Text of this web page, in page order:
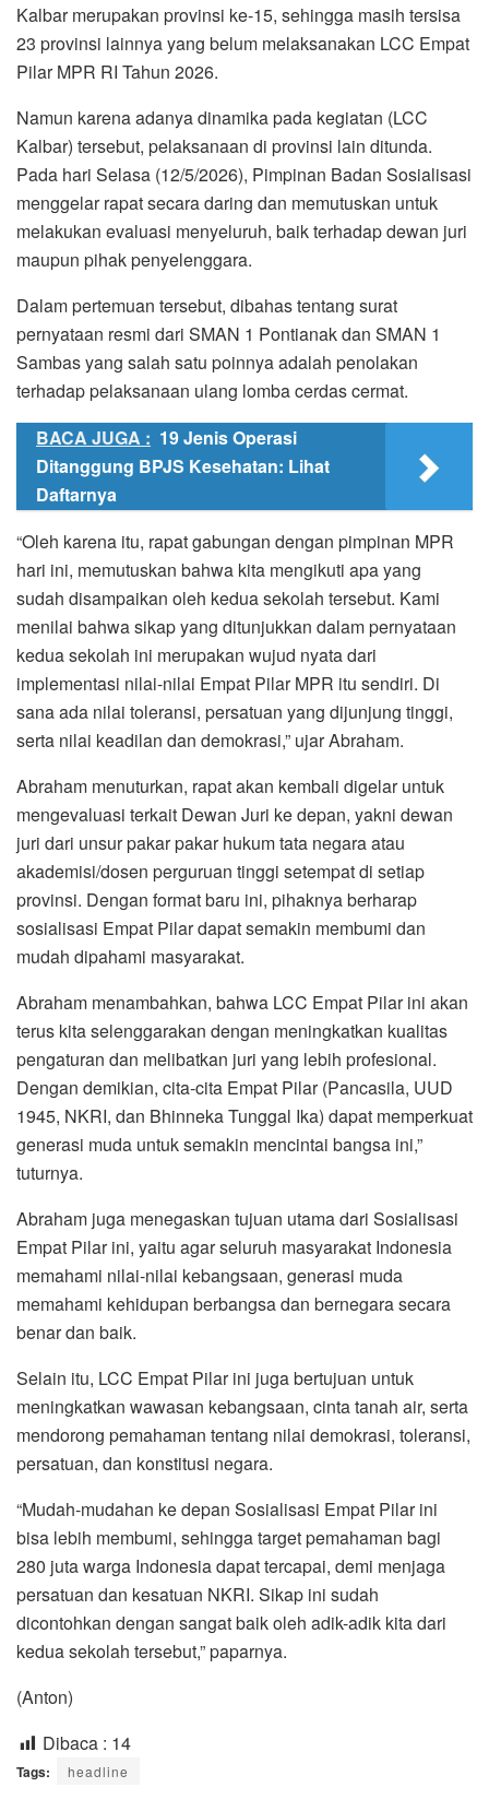
Kalbar merupakan provinsi ke-15, sehingga masih tersisa
23 provinsi lainnya yang belum melaksanakan LCC Empat
Pilar MPR RI Tahun 2026.
Namun karena adanya dinamika pada kegiatan (LCC
Kalbar) tersebut, pelaksanaan di provinsi lain ditunda.
Pada hari Selasa (12/5/2026), Pimpinan Badan Sosialisasi
menggelar rapat secara daring dan memutuskan untuk
melakukan evaluasi menyeluruh, baik terhadap dewan juri
maupun pihak penyelenggara.
Dalam pertemuan tersebut, dibahas tentang surat
pernyataan resmi dari SMAN 1 Pontianak dan SMAN 1
Sambas yang salah satu poinnya adalah penolakan
terhadap pelaksanaan ulang lomba cerdas cermat.
BACA JUGA : 19 Jenis Operasi
Ditanggung BPJS Kesehatan: Lihat
Daftarnya
“Oleh karena itu, rapat gabungan dengan pimpinan MPR
hari ini, memutuskan bahwa kita mengikuti apa yang
sudah disampaikan oleh kedua sekolah tersebut. Kami
menilai bahwa sikap yang ditunjukkan dalam pernyataan
kedua sekolah ini merupakan wujud nyata dari
implementasi nilai-nilai Empat Pilar MPR itu sendiri. Di
sana ada nilai toleransi, persatuan yang dijunjung tinggi,
serta nilai keadilan dan demokrasi,” ujar Abraham.
Abraham menuturkan, rapat akan kembali digelar untuk
mengevaluasi terkait Dewan Juri ke depan, yakni dewan
juri dari unsur pakar pakar hukum tata negara atau
akademisi/dosen perguruan tinggi setempat di setiap
provinsi. Dengan format baru ini, pihaknya berharap
sosialisasi Empat Pilar dapat semakin membumi dan
mudah dipahami masyarakat.
Abraham menambahkan, bahwa LCC Empat Pilar ini akan
terus kita selenggarakan dengan meningkatkan kualitas
pengaturan dan melibatkan juri yang lebih profesional.
Dengan demikian, cita-cita Empat Pilar (Pancasila, UUD
1945, NKRI, dan Bhinneka Tunggal Ika) dapat memperkuat
generasi muda untuk semakin mencintai bangsa ini,”
tuturnya.
Abraham juga menegaskan tujuan utama dari Sosialisasi
Empat Pilar ini, yaitu agar seluruh masyarakat Indonesia
memahami nilai-nilai kebangsaan, generasi muda
memahami kehidupan berbangsa dan bernegara secara
benar dan baik.
Selain itu, LCC Empat Pilar ini juga bertujuan untuk
meningkatkan wawasan kebangsaan, cinta tanah air, serta
mendorong pemahaman tentang nilai demokrasi, toleransi,
persatuan, dan konstitusi negara.
“Mudah-mudahan ke depan Sosialisasi Empat Pilar ini
bisa lebih membumi, sehingga target pemahaman bagi
280 juta warga Indonesia dapat tercapai, demi menjaga
persatuan dan kesatuan NKRI. Sikap ini sudah
dicontohkan dengan sangat baik oleh adik-adik kita dari
kedua sekolah tersebut,” paparnya.
(Anton)
Dibaca : 14
Tags: headline